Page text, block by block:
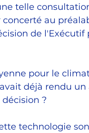
telle
au
de l'Exécutif
pour le
déjà rendu un
?
technologie